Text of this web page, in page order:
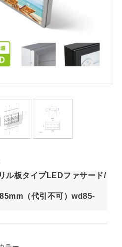
ル板タイプLEDファサード/
（代引不可）wd85-